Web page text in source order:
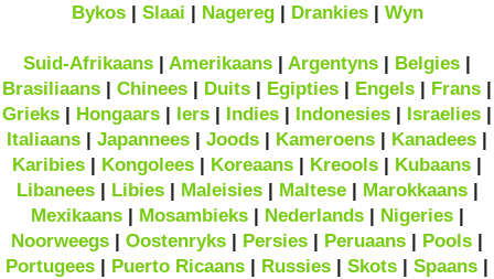
Bykos| Slaai | Nagereg| Drankies| Wyn
Suid-Afrikaans | Amerikaans | Argentyns | Belgies |
Brasiliaans | Chinees | Duits | Egipties | Engels | Frans |
Grieks | Hongaars | Iers | Indies | Indonesies | Israelies |
Italiaans | Japannees | Joods | Kameroens | Kanadees |
Karibies | Kongolees | Koreaans | Kreools | Kubaans |
Libanees| Libies| Maleisies| Maltese| Marokkaans|
Mexikaans| Mosambieks| Nederlands| Nigeries|
Noorweegs | Oostenryks | Persies | Peruaans | Pools |
Portugees | Puerto Ricaans | Russies | Skots | Spaans |